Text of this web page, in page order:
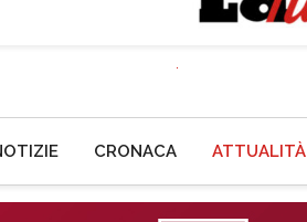
CRONACA ATTUALITÀ